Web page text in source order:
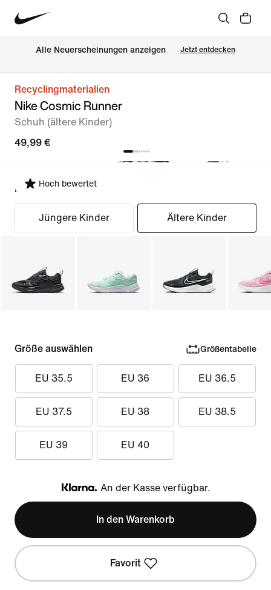
Alle Neuerscheinungen anzeigen Jetzt entdecken
Recyclingmaterialien
Nike Cosmic Runner
Schuh (ältere Kinder)
49,99 €
Hoch bewertet
Passform auswählen
Jüngere Kinder Ältere Kinder
Größe auswählen Größentabelle
EU 35.5 EU 36 EU 36.5
EU 37.5 EU 38 EU 38.5
EU 39 EU 40
Klarna
An der Kasse verfügbar.
In den Warenkorb
Favorit